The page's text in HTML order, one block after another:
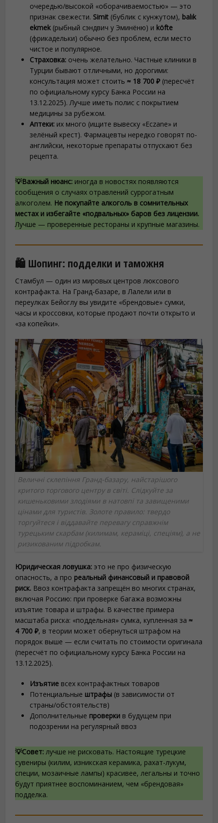
очередью/высокой «оборачиваемостью» — это
признак свежести. Simit (бублик с кунжутом), balık
ekmek(рыбный сэндвич у Эминёню) и köfte
(фрикадельки) обычно без проблем, если место
чистое и популярное.
Страховка: очень желательно. Частные клиники в
Турции бывают отличными, но дорогими:
консультация может стоить≈ 18 700 ₽ (пересчёт
по официальному курсу Банка России на
13.12.2025). Лучше иметь полис с покрытием
медицины за рубежом.
Аптеки: их много (ищите вывеску «Eczane» и
зелёный крест). Фармацевты нередко говорят по-
английски, некоторые препараты отпускают без
рецепта.
💡Важный нюанс: иногда в новостях появляются
сообщения о случаях отравлений суррогатным
алкоголем. Не покупайте алкоголь в сомнительных
местах и избегайте «подвальных» баров без лицензии.
Лучше — проверенные рестораны и крупные магазины.
🛍️ Шопинг: подделки и таможня
Стамбул — один из мировых центров люксового
контрафакта. На Гранд-базаре, в Лалели или в
переулках Бейоглу вы увидите «брендовые» сумки,
часы и кроссовки, которые продают почти открыто и
«за копейки».
Величні склепіння Гранд-базару, найстарішого
критого торгового центру в світі. Слідкуйте за
кишеньковими злодіями в натовпі та завищеними
цінами для туристів. Золоте правило: твердо
торгуйтеся і віддавайте перевагу справжнім
турецьким скарбам (килимам, кераміці, спеціям), а не
ризикованим підробкам.
Юридическая ловушка: это не про физическую
опасность, а про реальный финансовый и правовой
риск. Ввоз контрафакта запрещён во многих странах,
включая Россию: при проверке багажа возможны
изъятие товара и штрафы. В качестве примера
масштаба риска: «поддельная» сумка, купленная за≈
4 700 ₽, в теории может обернуться штрафом на
порядок выше — если считать по стоимости оригинала
(пересчёт по официальному курсу Банка России на
13.12.2025).
Изъятие всех контрафактных товаров
Потенциальные штрафы (в зависимости от
страны/обстоятельств)
Дополнительные проверки в будущем при
подозрении на регулярный ввоз
💡Совет: лучше не рисковать. Настоящие турецкие
сувениры (килим, изникская керамика, рахат-лукум,
специи, мозаичные лампы) красивее, легальны и точно
будут приятнее воспоминанием, чем «брендовая»
подделка.